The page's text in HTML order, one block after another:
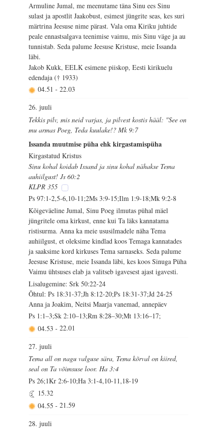
Armuline Jumal, me meenutame täna Sinu ees Sinu
sulast ja apostlit Jaakobust, esimest jüngrite seas, kes suri
märtrina Jeesuse nime pärast. Vala oma Kiriku juhtide
peale ennastsalgava teenimise vaimu, mis Sinu väge ja au
tunnistab. Seda palume Jeesuse Kristuse, meie Issanda
läbi.
Jakob Kukk, EELK esimene piiskop, Eesti kirikuelu
edendaja († 1933)
04.51 - 22.03
26. juuli
Tekkis pilv, mis neid varjas, ja pilvest kostis hääl: "See on
mu armas Poeg, Teda kuulake!? Mk 9:7
Issanda muutmise püha ehk kirgastamispüha
Kirgastatud Kristus
Sinu kohal koidab Issand ja sinu kohal nähakse Tema
auhiilgust! Js 60:2
KLPR 355
Ps 97:1-2,5-6,10-11;2Ms 3:9-15;Ilm 1:9-18;Mk 9:2-8
Kõigeväeline Jumal, Sinu Poeg ilmutas pühal mäel
jüngritele oma kirkust, enne kui Ta läks kannatama
ristisurma. Anna ka meie ususilmadele näha Tema
auhiilgust, et oleksime kindlad koos Temaga kannatades
ja saaksime kord kirkuses Tema sarnaseks. Seda palume
Jeesuse Kristuse, meie Issanda läbi, kes koos Sinuga Püha
Vaimu ühtsuses elab ja valitseb igavesest ajast igavesti.
Lisalugemine: Srk 50:22-24
Õhtul: Ps 18:31-37;Jh 8:12-20;Ps 18:31-37;Jd 24-25
Anna ja Joakim, Neitsi Maarja vanemad, annepäev
Ps 1:1–3;Sk 2:10–13;Rm 8:28–30;Mt 13:16–17;
04.53 - 22.01
27. juuli
Tema all on nagu valguse sära, Tema kõrval on kiired,
seal on Ta võimsuse loor. Ha 3:4
Ps 26;1Kr 2:6-10;Ha 3:1-4,10-11,18-19
15.32
04.55 - 21.59
28. juuli